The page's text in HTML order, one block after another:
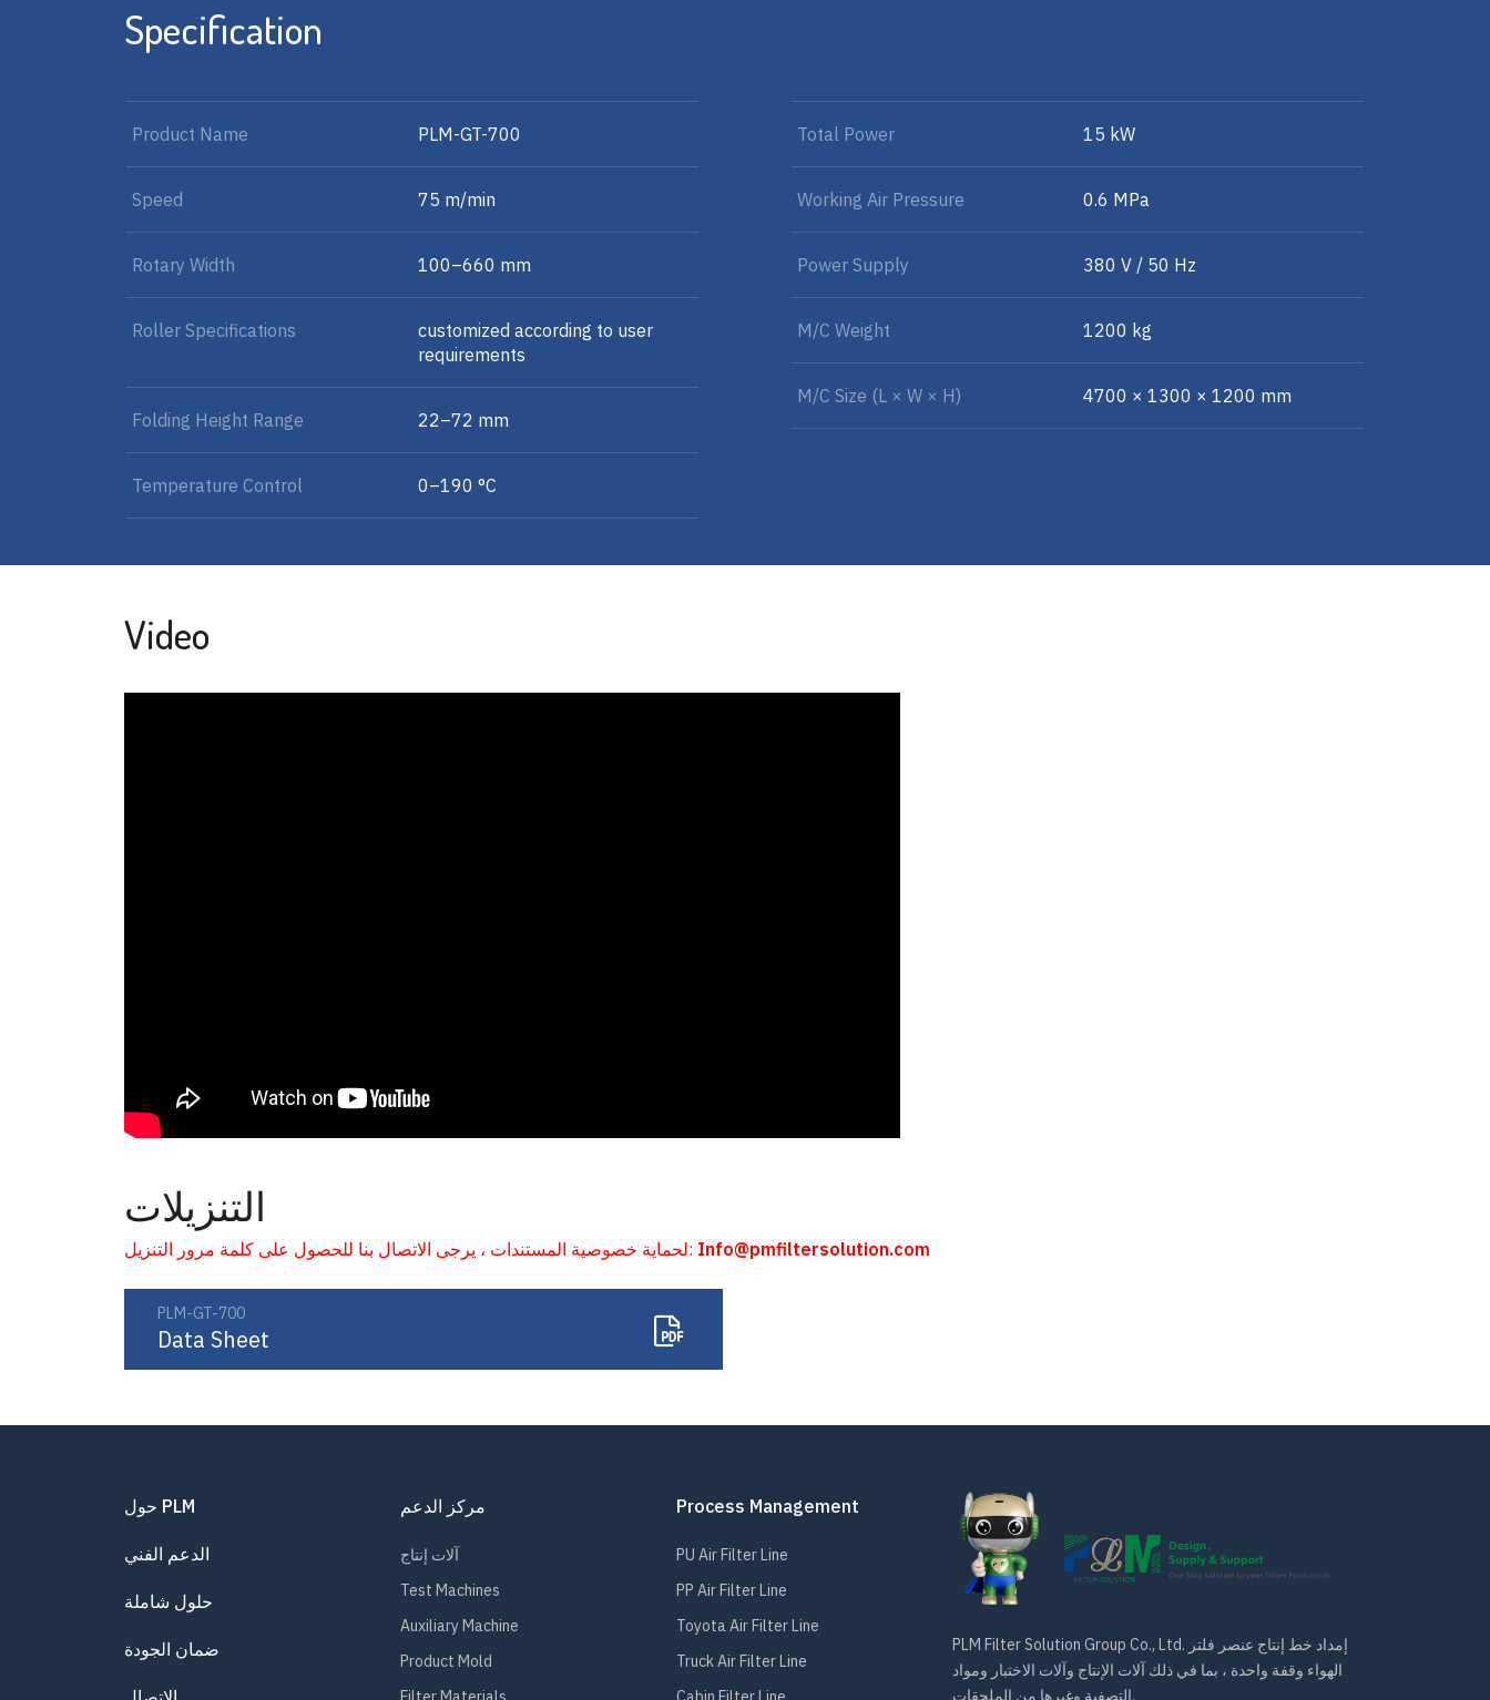
Specification
Product Name PLM-GT-700
Speed 75 m/min
Rotary Width 100–660 mm
Roller Specifications
customized according to user
requirements
Folding Height Range 22–72 mm
Temperature Control 0–190 °C
Total Power 15 kW
Working Air Pressure 0.6 MPa
Power Supply 380 V / 50 Hz
M/C Weight 1200 kg
M/C Size (L × W × H) 4700 × 1300 × 1200 mm
Video
التنزيلات
لحماية خصوصية المستندات ، يرجى الاتصال بنا للحصول على كلمة مرور التنزيل: Info@pmfiltersolution.com
PLM-GT-700
Data Sheet
PLM Filter Solution Group Co., Ltd. إمداد خط إنتاج عنصر فلتر
الهواء وقفة واحدة ، بما في ذلك آلات الإنتاج وآلات الاختبار ومواد
Process Management
PU Air Filter Line
PP Air Filter Line
Toyota Air Filter Line
Truck Air Filter Line
مركز الدعم
آلات إنتاج
Test Machines
Auxiliary Machine
Product Mold
حول PLM
الدعم الفني
حلول شاملة
ضمان الجودة